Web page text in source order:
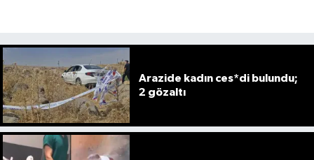
Arazide kadın ces*di bulundu;
2 gözaltı